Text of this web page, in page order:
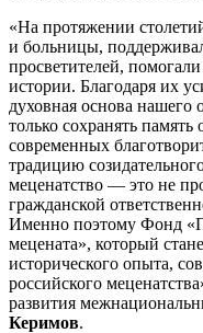
«На протяжении
и больницы,
просветителей,
истории. Благодаря их
духовная основа нашего
только сохранять
современных
традицию
меценатство — это не
гражданской
Именно поэтому Фонд
мецената», который
исторического опыта,
российского
развития
Керимов.